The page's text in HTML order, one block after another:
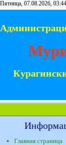
Пятница, 07.08.2026, 03:44
Главная страница